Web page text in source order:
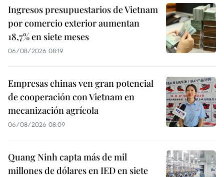
Ingresos presupuestarios de Vietnam
por comercio exterior aumentan
18,7% en siete meses
06/08/2026 08:19
Empresas chinas ven gran potencial
de cooperación con Vietnam en
mecanización agrícola
06/08/2026 08:09
Quang Ninh capta más de mil
millones de dólares en IED en siete